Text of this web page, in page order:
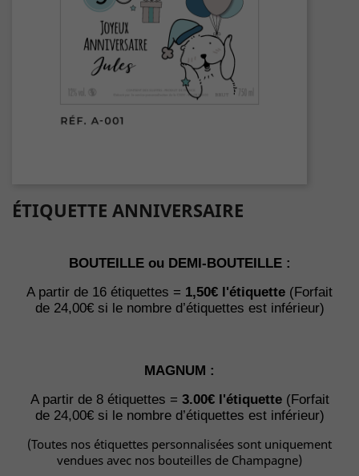
ÉTIQUETTE ANNIVERSAIRE
BOUTEILLE ou DEMI-BOUTEILLE :
A partir de 16 étiquettes = 1,50€ l'étiquette (Forfait
de24,00€ si le nombre d’étiquettes est inférieur)
MAGNUM :
A partir de 8 étiquettes = 3.00€ l'étiquette (Forfait
de24,00€ si le nombre d’étiquettes est inférieur)
(Toutes nos étiquettes personnalisées sont uniquement
vendues avec nos bouteilles de Champagne)